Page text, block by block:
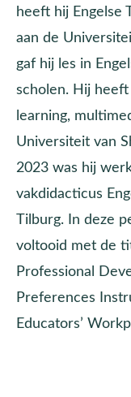
heeft hij Engelse
aan de
gaf hij les in
scholen. Hij
learning,
Universiteit van
2023 was hij
vakdidacticus
Tilburg. In deze
voltooid met de
Professional
Preferences
Educators’